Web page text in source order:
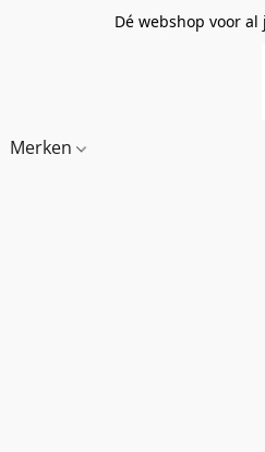
Dé webshop voor
Merken